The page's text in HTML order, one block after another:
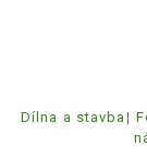
Dílna a stavba